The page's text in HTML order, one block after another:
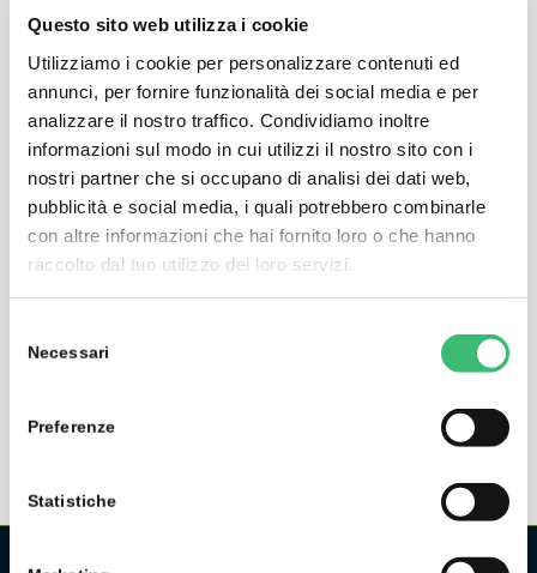
Questo sito web utilizza i cookie
Utilizziamo i cookie per personalizzare contenuti ed
annunci, per fornire funzionalità dei social media e per
analizzare il nostro traffico. Condividiamo inoltre
informazioni sul modo in cui utilizzi il nostro sito con i
nostri partner che si occupano di analisi dei dati web,
pubblicità e social media, i quali potrebbero combinarle
con altre informazioni che hai fornito loro o che hanno
raccolto dal tuo utilizzo dei loro servizi.
delNecessari
Preferenze
Statistiche
COMFORTPAKET SECUTEST ST PRO
Standard test instrument set for testing the electrical
safety of devices, in particular for the fulfillment of
directive MPBetreibV, including IZYTRONIQ data